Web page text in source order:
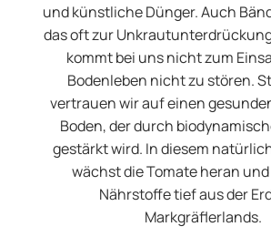
und künstliche Dünger. Auch
das oft zur
kommt bei uns nicht zum
Bodenleben nicht zu stören.
vertrauen wir auf einen
Boden, der durch
gestärkt wird. In diesem
wächst die Tomate heran
Nährstoffe tief aus der
Markgräflerlands.